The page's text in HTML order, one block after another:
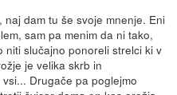
dam tu še svoje mnenje. Eni
sam pa menim da ni tako,
niti slučajno ponoreli strelci ki v
je velika skrb in
Drugače pa poglejmo